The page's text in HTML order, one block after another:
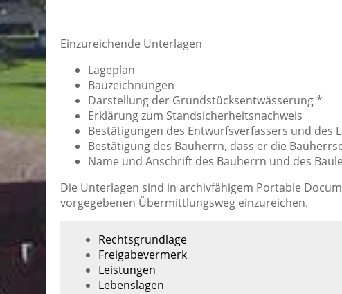
Einzureichende Unterlagen
Lageplan
Bauzeichnungen
Darstellung der Grundstücksentwässerung *
Erklärung zum Standsicherheitsnachweis
Bestätigungen des Entwurfsverfassers und des
Bestätigung des Bauherrn, dass er die
Name und Anschrift des Bauherrn und des
Die Unterlagen sind in archivfähigem Portable
vorgegebenen Übermittlungsweg einzureichen.
Rechtsgrundlage
Freigabevermerk
Leistungen
Lebenslagen